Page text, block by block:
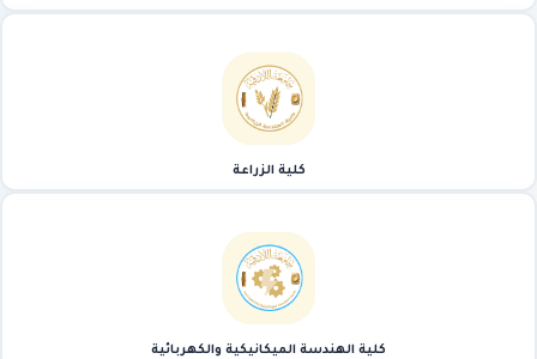
كلية الزراعة
كلية الهندسة الميكانيكية والكهربائية